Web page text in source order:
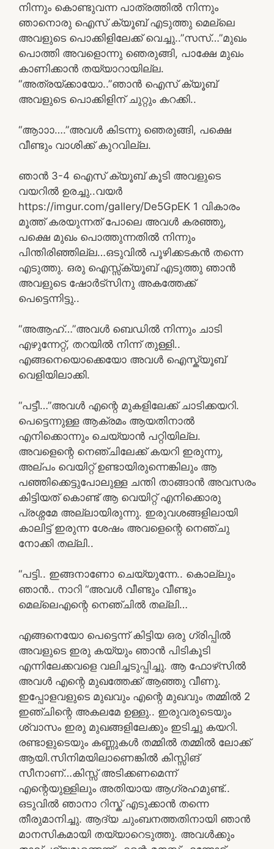
നിന്നും കൊണ്ടുവന്ന പാത്രത്തിൽ നിന്നും
ഞാനൊരു ഐസ് ക്യൂബ് എടുത്തു മെല്ലെ
അവളുടെ പൊക്കിളിലേക്ക് വെച്ചു..”സസ്…”മുഖം
പൊത്തി അവളൊന്നു ഞെരുങ്ങി, പാക്ഷേ മുഖം
കാണിക്കാൻ തയ്യാറായില്ല.
“അത്രയ്ക്കായോ..”ഞാൻ ഐസ് ക്യൂബ്
അവളുടെ പൊക്കിളിന് ചുറ്റും കറക്കി..
“ആാാാ….”അവൾ കിടന്നു ഞെരുങ്ങി, പക്ഷെ
വീണ്ടും വാശിക്ക് കുറവില്ല.
ഞാൻ 3-4 ഐസ് ക്യൂബ് കൂടി അവളുടെ
വയറിൽ ഉരച്ചു..വയർ
https://imgur.com/gallery/De5GpEK 1 വികാരം
മൂത്ത് കരയുന്നത് പോലെ അവൾ കരഞ്ഞു,
പക്ഷെ മുഖം പൊത്തുന്നതിൽ നിന്നും
പിന്തിരിഞ്ഞില്ല…ഒടുവിൽ പൂഴിക്കടകൻ തന്നെ
എടുത്തു. ഒരു ഐസ്സ്ക്യൂബ് എടുത്തു ഞാൻ
അവളുടെ ഷോർട്സിനു അകത്തേക്ക്
പെട്ടെന്നിട്ടു..
“അആഹ്…”അവൾ ബെഡിൽ നിന്നും ചാടി
എഴുന്നേറ്റ്, തറയിൽ നിന്ന് തുള്ളി..
എങ്ങനെയൊക്കെയോ അവൾ ഐസ്ക്യൂബ്
വെളിയിലാക്കി.
“പട്ടീ…”അവൾ എന്റെ മുകളിലേക്ക് ചാടിക്കയറി.
പെട്ടെന്നുള്ള ആക്രമം ആയതിനാൽ
എനിക്കൊന്നും ചെയ്യാൻ പറ്റിയില്ല.
അവളെന്റെ നെഞ്ചിലേക്ക് കയറി ഇരുന്നു,
അല്പം വെയിറ്റ് ഉണ്ടായിരുന്നെങ്കിലും ആ
പഞ്ഞിക്കെട്ടുപോലുള്ള ചന്തി താങ്ങാൻ അവസരം
കിട്ടിയത് കൊണ്ട് ആ വെയിറ്റ് എനിക്കൊരു
പ്രശ്നമേ അല്ലായിരുന്നു. ഇരുവശങ്ങളിലായി
കാലിട്ട് ഇരുന്ന ശേഷം അവളെന്റെ നെഞ്ചു
നോക്കി തല്ലി..
“പട്ടി.. ഇങ്ങനാണോ ചെയ്യുന്നേ.. കൊല്ലും
ഞാൻ.. നാറി “അവൾ വീണ്ടും വീണ്ടും
മെല്ലെഎന്റെ നെഞ്ചിൽ തല്ലി…
എങ്ങനെയോ പെട്ടെന്ന് കിട്ടിയ ഒരു ഗ്രിപ്പിൽ
അവളുടെ ഇരു കയ്യും ഞാൻ പിടികൂടി
എന്നിലേക്കവളെ വലിച്ചടുപ്പിച്ചു. ആ ഫോഴ്‌സിൽ
അവൾ എന്റെ മുഖത്തേക്ക് ആഞ്ഞു വീണു.
ഇപ്പോളവളുടെ മുഖവും എന്റെ മുഖവും തമ്മിൽ 2
ഇഞ്ചിന്റെ അകലമേ ഉള്ളു.. ഇരുവരുടെയും
ശ്വാസം ഇരു മുഖങ്ങളിലേക്കും ഇടിച്ചു കയറി.
രണ്ടാളുടെയും കണ്ണുകൾ തമ്മിൽ തമ്മിൽ ലോക്ക്
ആയി.സിനിമയിലാണെങ്കിൽ കിസ്സിങ്
സീനാണ്…കിസ്സ് അടിക്കണമെന്ന്
എന്റെയുള്ളിലും അതിയായ ആഗ്രഹമുണ്ട്..
ഒടുവിൽ ഞാനാ റിസ്ക് എടുക്കാൻ തന്നെ
തീരുമാനിച്ചു. ആദ്യ ചുംബനത്തതിനായി ഞാൻ
മാനസികമായി തയ്യാറെടുത്തു. അവൾക്കും